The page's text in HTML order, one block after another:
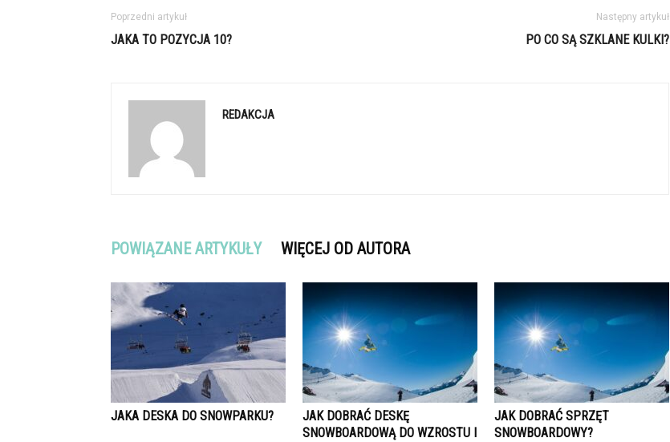
Poprzedni artykuł
JAKA TO POZYCJA 10?
Następny artykuł
PO CO SĄ SZKLANE KULKI?
REDAKCJA
POWIĄZANE ARTYKUŁY WIĘCEJ OD AUTORA
JAKA DESKA DO SNOWPARKU?
JAK DOBRAĆ DESKĘ
SNOWBOARDOWĄ DO WZROSTU I
JAK DOBRAĆ SPRZĘT
SNOWBOARDOWY?